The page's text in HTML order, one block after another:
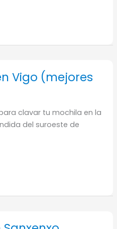
Vigo (mejores
clavar tu mochila en la
del suroeste de